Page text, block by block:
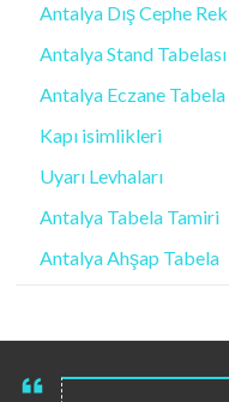
Antalya Dış Cephe
Antalya Stand Tabelası
Antalya Eczane Tabela
Kapı isimlikleri
Uyarı Levhaları
Antalya Tabela Tamiri
Antalya Ahşap Tabela